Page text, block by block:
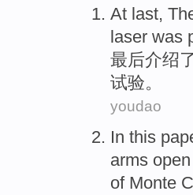
At last,
laser was
最后介绍
试验。
youdao
In this
arms open
of Monte